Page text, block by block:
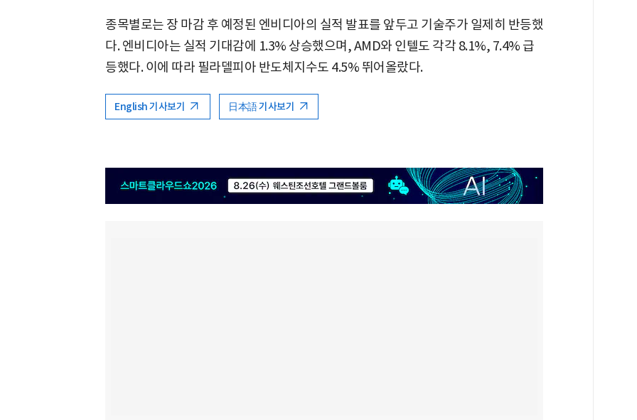
종목별로는 장 마감 후 예정된 엔비디아의 실적 발표를 앞두고 기술주가 일제히 반등했
다. 엔비디아는 실적 기대감에 1.3% 상승했으며, AMD와 인텔도 각각 8.1%, 7.4% 급
등했다. 이에 따라 필라델피아 반도체지수도 4.5% 뛰어올랐다.
English 기사보기 日本語 기사보기